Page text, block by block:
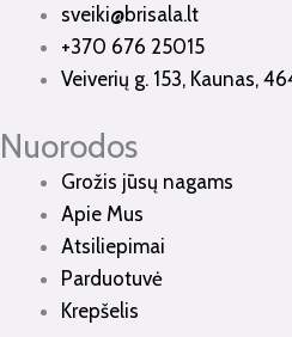
sveiki@brisala.lt
+370 676 25015
Veiverių g. 153, Kaunas,
Nuorodos
Grožis jūsų nagams
Apie Mus
Atsiliepimai
Parduotuvė
Krepšelis